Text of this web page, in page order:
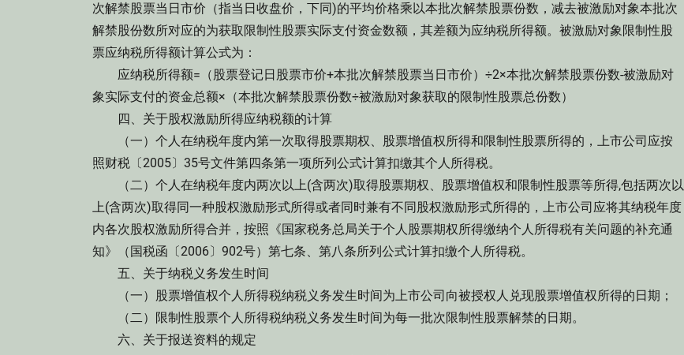
次解禁股票当日市价（指当日收盘价，下同)的平均价格乘以本批次解禁股票份数，减去被激励对象本批次
解禁股份数所对应的为获取限制性股票实际支付资金数额，其差额为应纳税所得额。被激励对象限制性股
票应纳税所得额计算公式为：
应纳税所得额=（股票登记日股票市价+本批次解禁股票当日市价）÷2×本批次解禁股票份数-被激励对
象实际支付的资金总额×（本批次解禁股票份数÷被激励对象获取的限制性股票总份数）
四、关于股权激励所得应纳税额的计算
（一）个人在纳税年度内第一次取得股票期权、股票增值权所得和限制性股票所得的，上市公司应按
照财税〔2005〕35号文件第四条第一项所列公式计算扣缴其个人所得税。
（二）个人在纳税年度内两次以上(含两次)取得股票期权、股票增值权和限制性股票等所得,包括两次以
上(含两次)取得同一种股权激励形式所得或者同时兼有不同股权激励形式所得的，上市公司应将其纳税年度
内各次股权激励所得合并，按照《国家税务总局关于个人股票期权所得缴纳个人所得税有关问题的补充通
知》（国税函〔2006〕902号）第七条、第八条所列公式计算扣缴个人所得税。
五、关于纳税义务发生时间
（一）股票增值权个人所得税纳税义务发生时间为上市公司向被授权人兑现股票增值权所得的日期；
（二）限制性股票个人所得税纳税义务发生时间为每一批次限制性股票解禁的日期。
六、关于报送资料的规定